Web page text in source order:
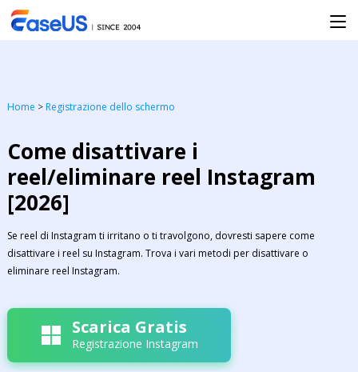
Home > Registrazione dello schermo
Come disattivare i
reel/eliminare reel Instagram
[2026]
Se reel di Instagram ti irritano o ti travolgono, dovresti sapere come
disattivare i reel su Instagram. Trova i vari metodi per disattivare o
eliminare reel Instagram.
Scarica Gratis
Registrazione Instagram